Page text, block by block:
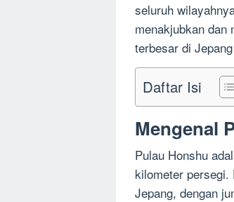
seluruh
menakjubkan dan
terbesar di
Daftar Isi
Mengenal
Pulau Honshu
kilometer persegi.
Jepang, dengan